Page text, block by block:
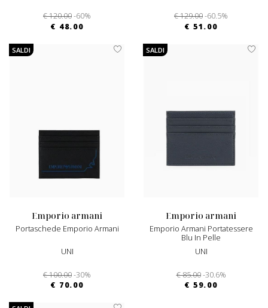
€ 120.00-60%
€ 48.00
€ 129.00-60.5%
€ 51.00
SALDI
emporio armani
Portaschede Emporio Armani
UNI
€ 100.00-30%
€ 70.00
SALDI
emporio armani
Emporio Armani Portatessere
Blu In Pelle
UNI
€ 85.00 -30.6%
€ 59.00